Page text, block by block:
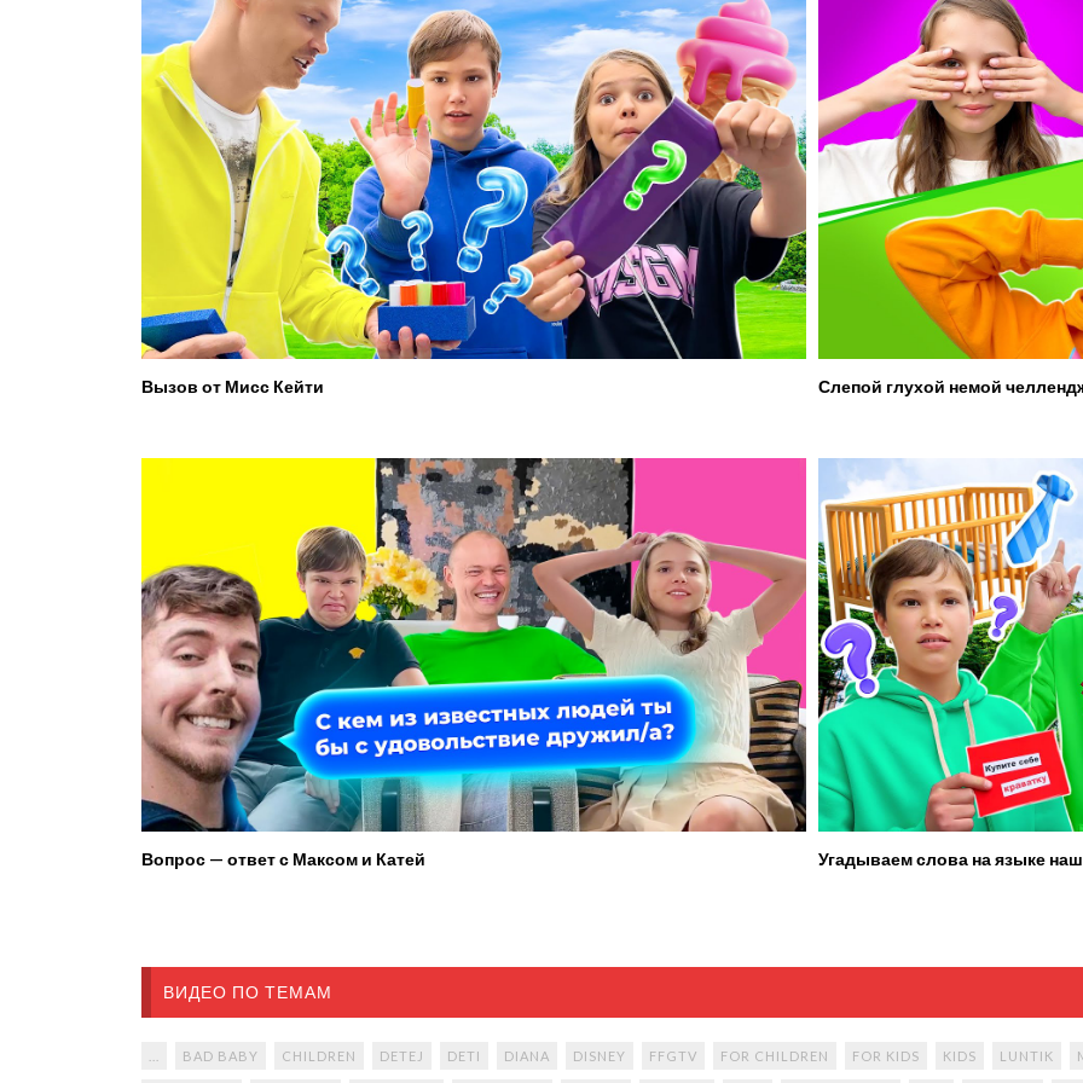
Вызов от Мисс Кейти Слепой глухой немой
Вопрос — ответ с Максом и Катей Угадываем слова на языке
ВИДЕО ПО ТЕМАМ
BAD BABY CHILDREN DETEJ DETI DIANA DISNEY FFGTV FOR CHILDREN FOR KIDS KIDS LUNTIK